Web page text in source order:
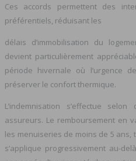
Ces accords permettent des
préférentiels, réduisant les
délais d’immobilisation du
devient particulièrement
période hivernale où l’urgence
préserver le confort thermique.
L’indemnisation s’effectue
assureurs. Le remboursement en
les menuiseries de moins de 5 ans,
s’applique progressivement au-